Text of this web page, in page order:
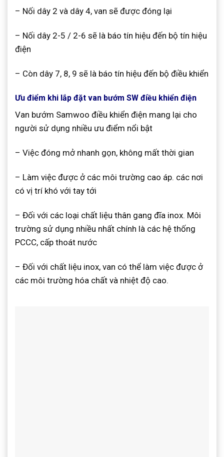
– Nối dây 2 và dây 4, van sẽ được đóng lại
– Nối dây 2-5 / 2-6 sẽ là báo tín hiệu đến bộ tín hiệu
điện
– Còn dây 7, 8, 9 sẽ là báo tín hiệu đến bộ điều khiển
Ưu điểm khi lắp đặt van bướm SW điều khiển điện
Van bướm Samwoo điều khiển điện mang lại cho
người sử dụng nhiều ưu điểm nổi bật
– Việc đóng mở nhanh gọn, không mất thời gian
– Làm việc được ở các môi trường cao áp. các nơi
có vị trí khó với tay tới
– Đối với các loại chất liệu thân gang đĩa inox. Môi
trường sử dụng nhiều nhất chính là các hệ thống
PCCC, cấp thoát nước
– Đối với chất liệu inox, van có thể làm việc được ở
các môi trường hóa chất và nhiệt độ cao.